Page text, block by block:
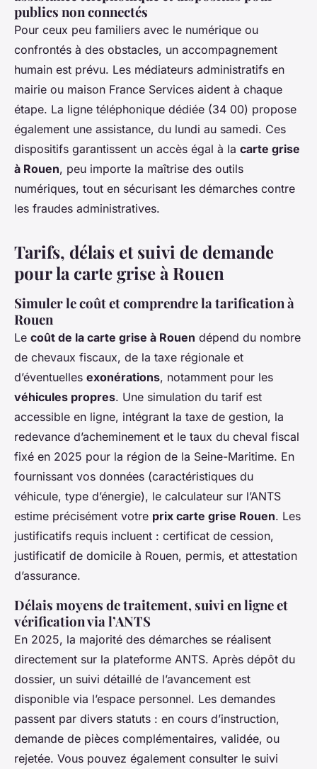
publics non connectés
Pour ceux peu familiers avec le numérique ou
confrontés à des obstacles, un accompagnement
humain est prévu. Les médiateurs administratifs en
mairie ou maison France Services aident à chaque
étape. La ligne téléphonique dédiée (34 00) propose
également une assistance, du lundi au samedi. Ces
dispositifs garantissent un accès égal à la carte grise
à Rouen, peu importe la maîtrise des outils
numériques, tout en sécurisant les démarches contre
les fraudes administratives.
Tarifs, délais et suivi de demande
pour la carte grise à Rouen
Simuler le coût et comprendre la tarification à
Rouen
Le coût de la carte grise à Rouen dépend du nombre
de chevaux fiscaux, de la taxe régionale et
d’éventuelles exonérations, notamment pour les
véhicules propres. Une simulation du tarif est
accessible en ligne, intégrant la taxe de gestion, la
redevance d’acheminement et le taux du cheval fiscal
fixé en 2025 pour la région de la Seine-Maritime. En
fournissant vos données (caractéristiques du
véhicule, type d’énergie), le calculateur sur l’ANTS
estime précisément votre prix carte grise Rouen. Les
justificatifs requis incluent : certificat de cession,
justificatif de domicile à Rouen, permis, et attestation
d’assurance.
Délais moyens de traitement, suivi en ligne et
vérification via l’ANTS
En 2025, la majorité des démarches se réalisent
directement sur la plateforme ANTS. Après dépôt du
dossier, un suivi détaillé de l’avancement est
disponible via l’espace personnel. Les demandes
passent par divers statuts : en cours d’instruction,
demande de pièces complémentaires, validée, ou
rejetée. Vous pouvez également consulter le suivi